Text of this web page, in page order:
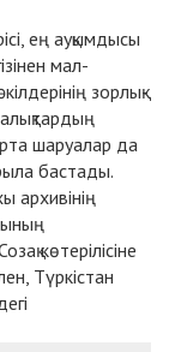
ең ауқымдысы
мал-
зорлық-
шаруалар да
бастады.
архивінің
көтерілісіне
Түркістан